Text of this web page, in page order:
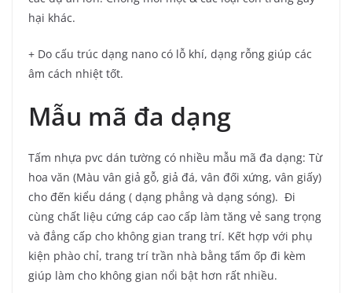
hại khác.
+ Do cấu trúc dạng nano có lỗ khí, dạng rỗng giúp các
âm cách nhiệt tốt.
Mẫu mã đa dạng
Tấm nhựa pvc dán tường có nhiều mẫu mã đa dạng: Từ
hoa văn (Màu vân giả gỗ, giả đá, vân đối xứng, vân giấy)
cho đến kiểu dáng ( dạng phẳng và dạng sóng). Đi
cùng chất liệu cứng cáp cao cấp làm tăng vẻ sang trọng
và đẳng cấp cho không gian trang trí. Kết hợp với phụ
kiện phào chỉ, trang trí trần nhà bằng tấm ốp đi kèm
giúp làm cho không gian nổi bật hơn rất nhiều.